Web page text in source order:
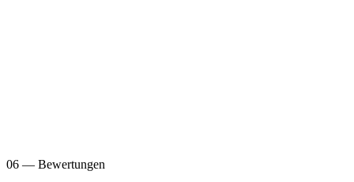
06 — Bewertungen